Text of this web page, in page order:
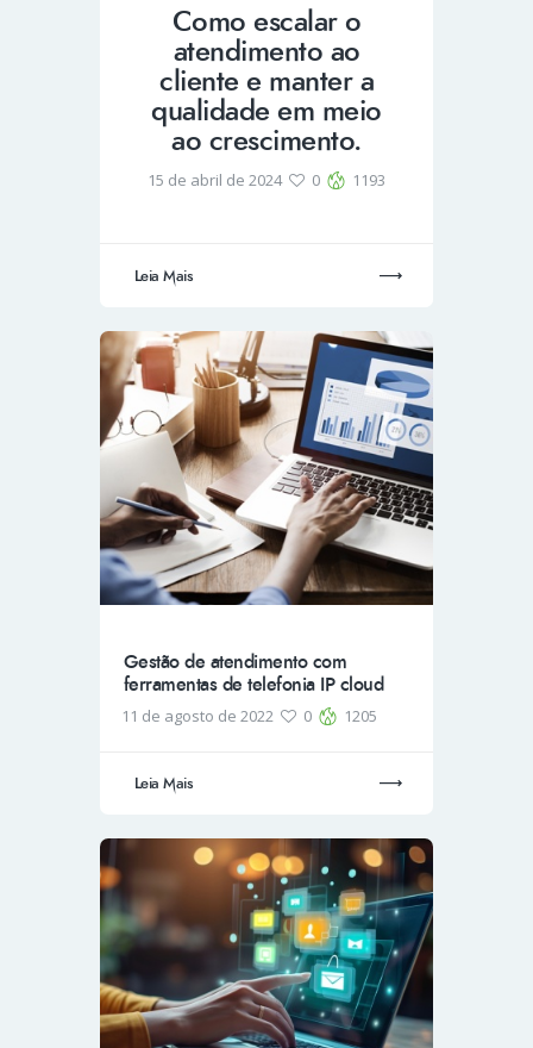
Como escalar o
atendimento ao
cliente e manter a
qualidade em meio
ao crescimento.
15 de abril de 2024 0 1193
Leia Mais
Gestão de atendimento com
ferramentas de telefonia IP cloud
11 de agosto de 2022 0 1205
Leia Mais